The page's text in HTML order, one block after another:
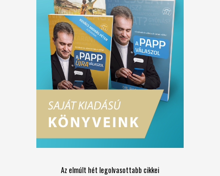
Az elmúlt hét legolvasottabb cikkei